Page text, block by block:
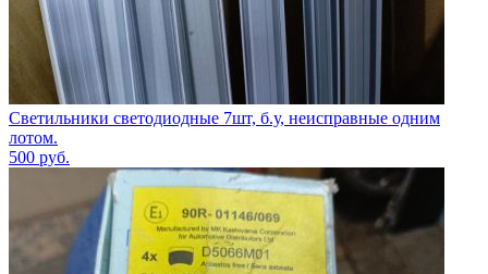
Светильники светодиодные 7шт, б.у, неисправные одним
лотом.
500 руб.